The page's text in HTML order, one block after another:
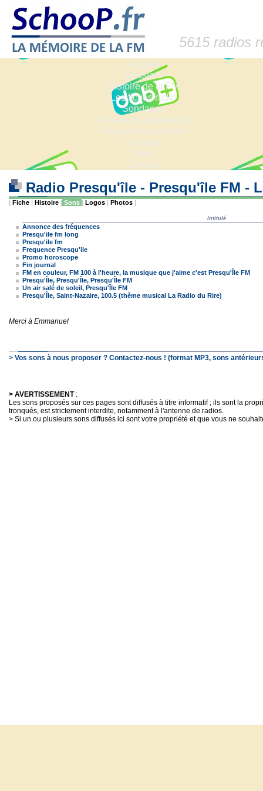
5615 radios
Accueil
Dossiers
Histoire de la FM
Les fiches radio
Sondages
Anciennes fréquences
Fréquences actuelles
Lexique
Liens
Contact
Radio Presqu'île - Presqu'île FM -
| Fiche | Histoire | Sons | Logos | Photos |
Intitulé
Annonce des fréquences
Presqu'ile fm long
Presqu'ile fm
Frequence Presqu'ile
Promo horoscope
Fin journal
FM en couleur, FM 100 à l'heure, la musique que j'aime c'est Presqu'Île FM
Presqu'Île, Presqu'Île, Presqu'Île FM
Un air salé de soleil, Presqu'Île FM
Presqu'Île, Saint-Nazaire, 100.5 (thème musical La Radio du Rire)
Merci à Emmanuel
> Vos sons à nous proposer ? Contactez-nous ! (format MP3, sons
> AVERTISSEMENT:
Les sons proposés sur ces pages sont diffusés à titre informatif ; ils sont la
tronqués, est strictement interdite, notamment à l'antenne de radios.
> Si un ou plusieurs sons diffusés ici sont votre propriété et que vous ne